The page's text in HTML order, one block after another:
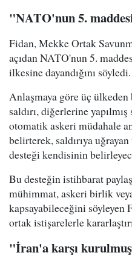
"NATO'nun 5.
Fidan, Mekke Ortak
açıdan NATO'nun 5.
ilkesine dayandığını söyledi.
Anlaşmaya göre üç
saldırı, diğerlerine
otomatik askeri müdahale
belirterek, saldırıya
desteği kendisinin
Bu desteğin istihbarat
mühimmat, askeri birlik
kapsayabileceğini söyleyen
ortak istişarelerle
"İran'a karşı